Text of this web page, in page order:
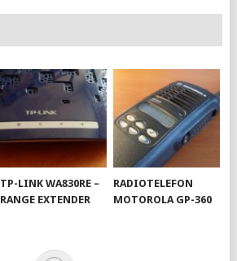
TP-LINK WA830RE –
RANGE EXTENDER
RADIOTELEFON
MOTOROLA GP-360